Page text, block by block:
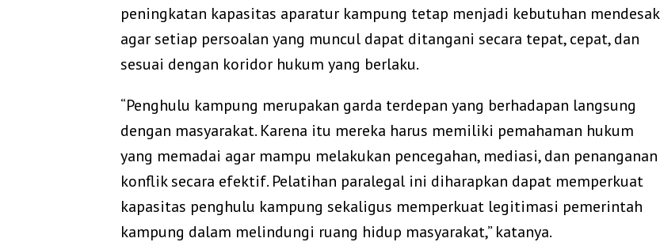
peningkatan kapasitas aparatur kampung tetap menjadi kebutuhan mendesak
agar setiap persoalan yang muncul dapat ditangani secara tepat, cepat, dan
sesuai dengan koridor hukum yang berlaku.
“Penghulu kampung merupakan garda terdepan yang berhadapan langsung
dengan masyarakat. Karena itu mereka harus memiliki pemahaman hukum
yang memadai agar mampu melakukan pencegahan, mediasi, dan penanganan
konflik secara efektif. Pelatihan paralegal ini diharapkan dapat memperkuat
kapasitas penghulu kampung sekaligus memperkuat legitimasi pemerintah
kampung dalam melindungi ruang hidup masyarakat,” katanya.